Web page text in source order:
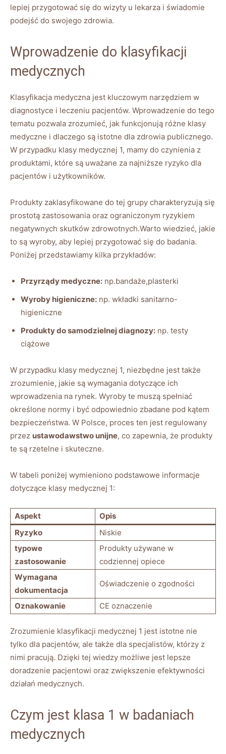
lepiej przygotować się do wizyty u lekarza i świadomie
podejść do swojego zdrowia.
Wprowadzenie do klasyfikacji
medycznych
Klasyfikacja medyczna jest kluczowym narzędziem w
diagnostyce i leczeniu pacjentów. Wprowadzenie do tego
tematu pozwala zrozumieć, jak funkcjonują różne klasy
medyczne i dlaczego są istotne dla zdrowia publicznego.
W przypadku klasy medycznej 1, mamy do czynienia z
produktami, które są uważane za najniższe ryzyko dla
pacjentów i użytkowników.
Produkty zaklasyfikowane do tej grupy charakteryzują się
prostotą zastosowania oraz ograniczonym ryzykiem
negatywnych skutków zdrowotnych.Warto wiedzieć, jakie
to są wyroby, aby lepiej przygotować się do badania.
Poniżej przedstawiamy kilka przykładów:
Przyrządy medyczne: np.bandaże,plasterki
Wyroby higieniczne: np. wkładki sanitarno-
higieniczne
Produkty do samodzielnej diagnozy: np. testy
ciążowe
W przypadku klasy medycznej 1, niezbędne jest także
zrozumienie, jakie są wymagania dotyczące ich
wprowadzenia na rynek. Wyroby te muszą spełniać
określone normy i być odpowiednio zbadane pod kątem
bezpieczeństwa. W Polsce, proces ten jest regulowany
przez ustawodawstwo unijne, co zapewnia, że produkty
te są rzetelne i skuteczne.
W tabeli poniżej wymieniono podstawowe informacje
dotyczące klasy medycznej 1:
Aspekt
Opis
Ryzyko
Niskie
typowe
zastosowanie
Produkty używane w
codziennej opiece
Wymagana
dokumentacja
Oświadczenie o zgodności
Oznakowanie CE oznaczenie
Zrozumienie klasyfikacji medycznej 1 jest istotne nie
tylko dla pacjentów, ale także dla specjalistów, którzy z
nimi pracują. Dzięki tej wiedzy możliwe jest lepsze
doradzenie pacjentowi oraz zwiększenie efektywności
działań medycznych.
Czym jest klasa 1 w badaniach
medycznych